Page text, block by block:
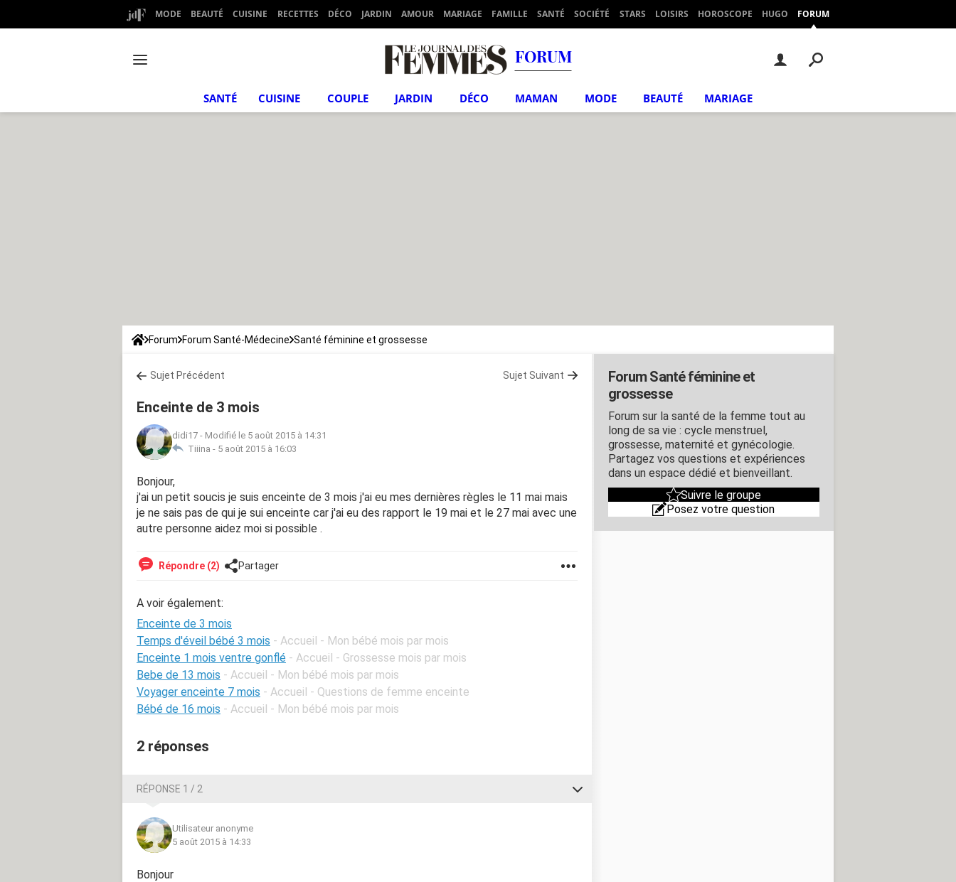
MODE BEAUTÉ CUISINE RECETTES DÉCO JARDIN AMOUR MARIAGE FAMILLE SANTÉ SOCIÉTÉ STARS LOISIRS HOROSCOPE HUGO FORUM
FORUM
SANTÉ CUISINE COUPLE JARDIN DÉCO MAMAN MODE BEAUTÉ MARIAGE
Forum Forum Santé-Médecine Santé féminine et grossesse
Sujet Précédent Sujet Suivant
Enceinte de 3 mois
didi17 - Modifié le 5 août 2015 à 14:31
Tiiina - 5 août 2015 à 16:03
Bonjour,
j'ai un petit soucis je suis enceinte de 3 mois j'ai eu mes dernières règles le 11 mai mais
je ne sais pas de qui je sui enceinte car j'ai eu des rapport le 19 mai et le 27 mai avec une
autre personne aidez moi si possible .
Répondre (2) Partager
A voir également:
Enceinte de 3 mois
Temps d'éveil bébé 3 mois - Accueil - Mon bébé mois par mois
Enceinte 1 mois ventre gonflé - Accueil - Grossesse mois par mois
Bebe de 13 mois - Accueil - Mon bébé mois par mois
Voyager enceinte 7 mois - Accueil - Questions de femme enceinte
Bébé de 16 mois - Accueil - Mon bébé mois par mois
2 réponses
RÉPONSE 1 / 2
Utilisateur anonyme
5 août 2015 à 14:33
Bonjour
Forum Santé féminine et
grossesse
Forum sur la santé de la femme tout au
long de sa vie : cycle menstruel,
grossesse, maternité et gynécologie.
Partagez vos questions et expériences
dans un espace dédié et bienveillant.
Suivre le groupe
Posez votre question